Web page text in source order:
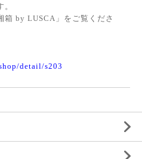
by LUSCA」をご覧くださ
detail/s203